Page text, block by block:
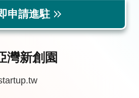
申請進駐
灣新創園